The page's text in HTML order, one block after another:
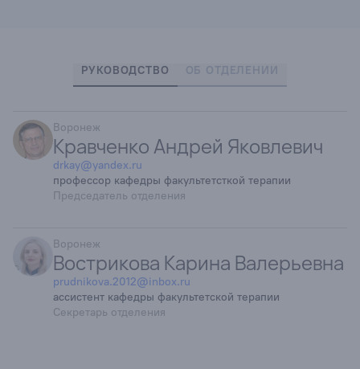
РУКОВОДСТВО ОБ ОТДЕЛЕНИИ
Воронеж
Кравченко Андрей Яковлевич
drkay@yandex.ru
профессор кафедры факультетсткой терапии
Председатель отделения
Воронеж
Вострикова Карина Валерьевна
prudnikova.2012@inbox.ru
ассистент кафедры факультетской терапии
Секретарь отделения